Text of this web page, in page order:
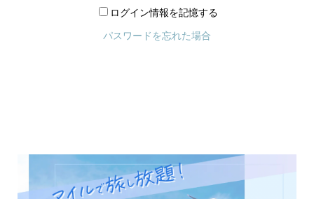
ログイン情報を記憶する
パスワードを忘れた場合